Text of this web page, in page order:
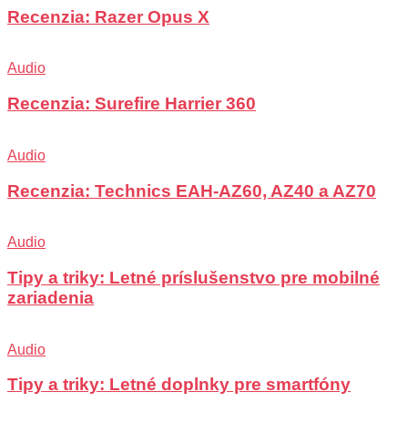
Recenzia: Razer Opus X
Audio
Recenzia: Surefire Harrier 360
Audio
Recenzia: Technics EAH-AZ60, AZ40 a AZ70
Audio
Tipy a triky: Letné príslušenstvo pre mobilné
zariadenia
Audio
Tipy a triky: Letné doplnky pre smartfóny